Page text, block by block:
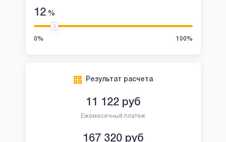
12%
0% 100%
Результат расчета
11 122руб
Ежемесячный платеж
167 320руб